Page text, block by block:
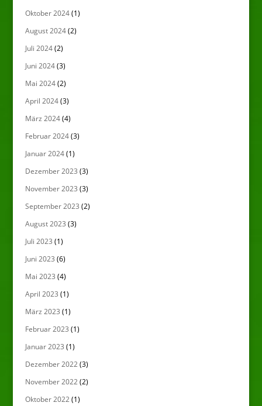
Oktober 2024(1)
August 2024(2)
Juli 2024(2)
Juni 2024(3)
Mai 2024(2)
April 2024(3)
März 2024(4)
Februar 2024(3)
Januar 2024(1)
Dezember 2023 (3)
November 2023 (3)
September 2023 (2)
August 2023 (3)
Juli 2023 (1)
Juni 2023 (6)
Mai 2023 (4)
April 2023 (1)
März 2023 (1)
Februar 2023 (1)
Januar 2023 (1)
Dezember 2022(3)
November 2022(2)
Oktober 2022(1)